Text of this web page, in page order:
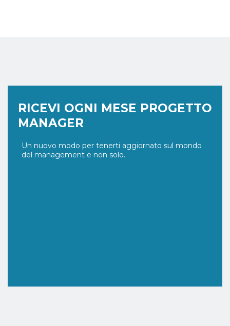
RICEVI OGNI MESE PROGETTO
MANAGER
Un nuovo modo per tenerti aggiornato sul mondo
del management e non solo.